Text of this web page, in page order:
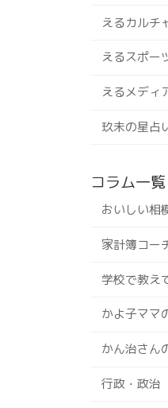
えるカルチ
えるスポー
えるメディ
玖未の星占
コラム一覧
おいしい相
家計簿コー
学校で教え
かよ子ママ
かん治さん
行政・政治